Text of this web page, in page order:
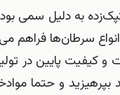
به دلیل سمی
انواع سرطان‌ها فراهم
و کیفیت پایین در
و حتما